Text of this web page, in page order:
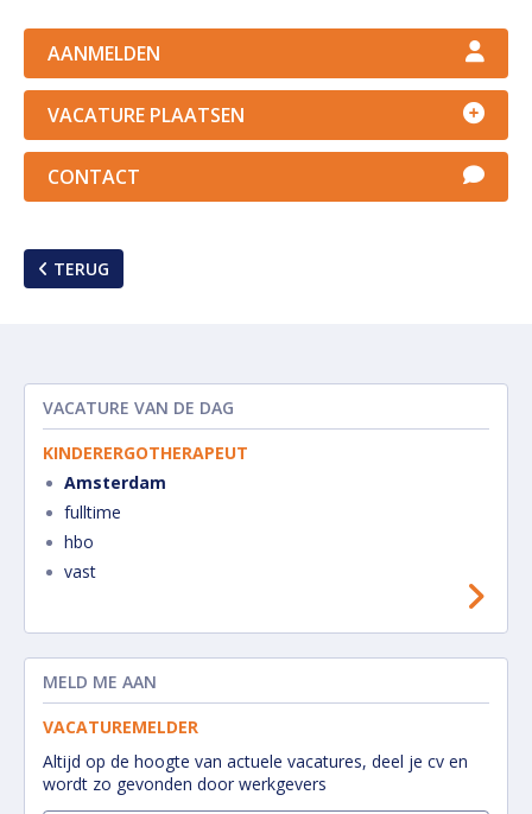
AANMELDEN
VACATURE PLAATSEN
CONTACT
TERUG
VACATURE VAN DE DAG
KINDERERGOTHERAPEUT
Amsterdam
fulltime
hbo
vast
MELD ME AAN
VACATUREMELDER
Altijd op de hoogte van actuele vacatures, deel je cv en
wordt zo gevonden door werkgevers